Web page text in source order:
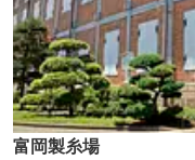
富岡製糸場